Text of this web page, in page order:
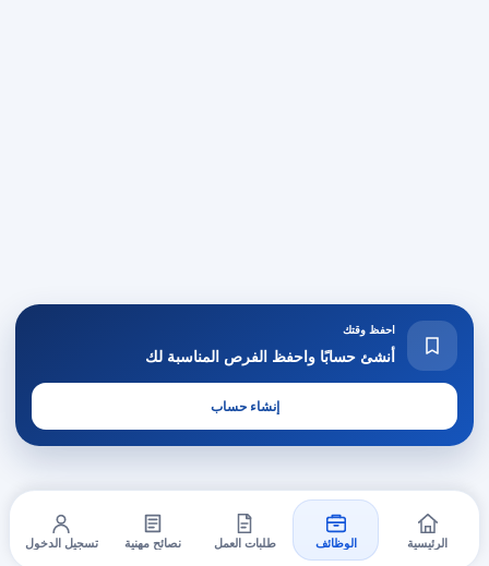
احفظ وقتك
أنشئ حسابًا واحفظ الفرص المناسبة لك
إنشاء حساب
الرئيسية الوظائف طلبات العمل نصائح مهنية تسجيل الدخول